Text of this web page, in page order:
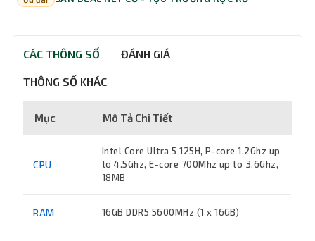
CÁC THÔNG SỐ ĐÁNH GIÁ
THÔNG SỐ KHÁC
Mục Mô Tả Chi Tiết
CPU
Intel Core Ultra 5 125H, P-core 1.2Ghz up
to 4.5Ghz, E-core 700Mhz up to 3.6Ghz,
18MB
RAM 16GB DDR5 5600MHz (1 x 16GB)